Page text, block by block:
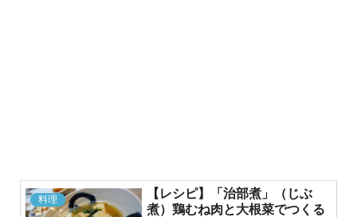
料理
【レシピ】「治部煮」（じぶ
煮）鶏むね肉と大根菜でつくる